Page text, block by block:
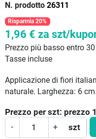
N. prodotto 26311
Risparmia 20%
1,96 € za szt/
Prezzo più basso entro
Tasse incluse
Applicazione di fiori
naturale. Larghezza: 6 cm.
Prezzo per szt: prezzo
- + szt